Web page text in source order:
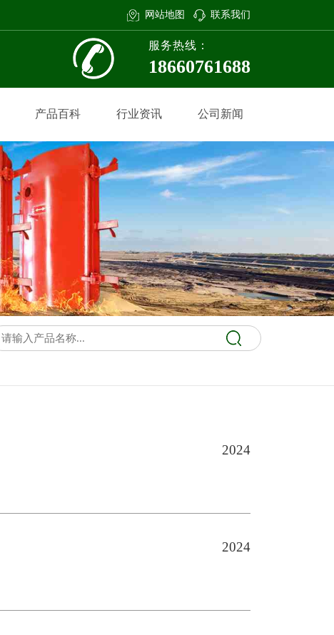
网站地图 联系我们
服务热线：
18660761688
产品百科 行业资讯 公司新闻
2024
2024